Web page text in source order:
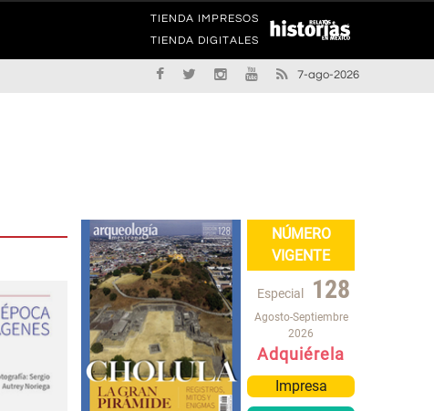
TIENDA IMPRESOS
TIENDA DIGITALES
7-ago-2026
NÚMERO
VIGENTE
Especial 128
Agosto-Septiembre
2026
Adquiérela
Impresa